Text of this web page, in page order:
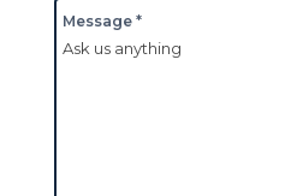
Message *